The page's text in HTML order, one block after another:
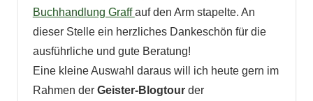
Buchhandlung Graffauf den Arm stapelte. An
dieser Stelle ein herzliches Dankeschön für die
ausführliche und gute Beratung!
Eine kleine Auswahl daraus will ich heute gern im
Rahmen der Geister-Blogtourder